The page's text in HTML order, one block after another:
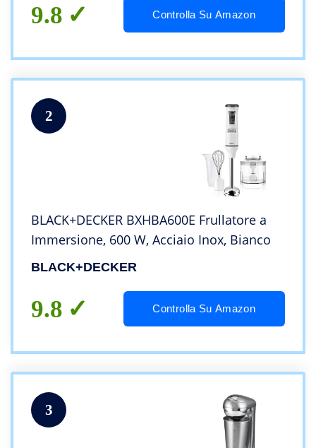
9.8 Controlla Su Amazon
2
BLACK+DECKER BXHBA600E Frullatore a
Immersione, 600 W, Acciaio Inox, Bianco
BLACK+DECKER
9.8 Controlla Su Amazon
3